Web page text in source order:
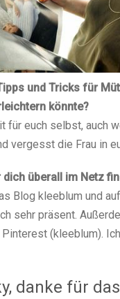
und Tricks für
könnte?
für euch selbst, auch
vergesst die Frau in
überall im Netz
Blog kleeblum und
sehr präsent.
(kleeblum).
danke für